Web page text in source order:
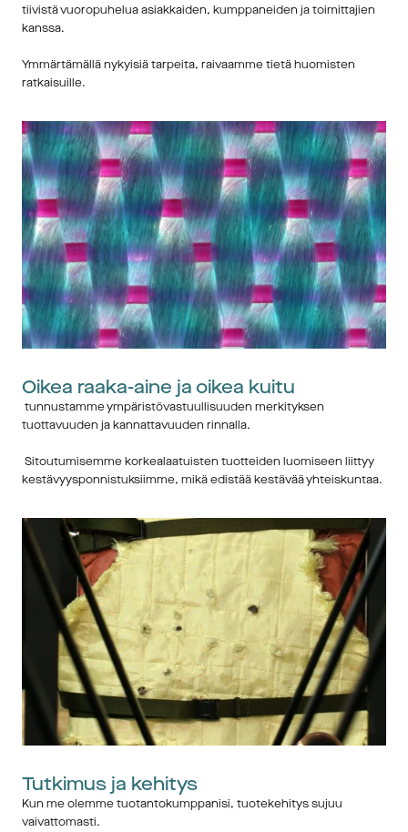
tiivistä vuoropuhelua asiakkaiden, kumppaneiden ja toimittajien
kanssa.
Ymmärtämällä nykyisiä tarpeita, raivaamme tietä huomisten
ratkaisuille.
Oikea raaka-aine ja oikea kuitu
tuottavuuden ja kannattavuuden rinnalla.
kestävyysponnistuksiimme, mikä edistää kestävää yhteiskuntaa.
Tutkimus ja kehitys
Kun me olemme tuotantokumppanisi, tuotekehitys sujuu
vaivattomasti.